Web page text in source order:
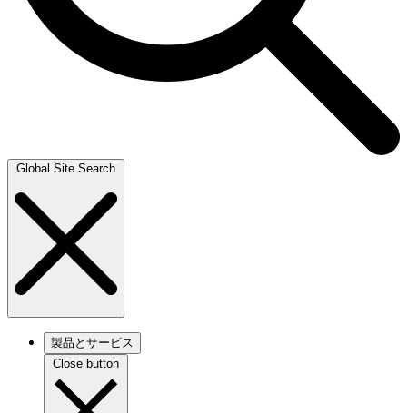
Global Site Search
製品とサービス
Close button